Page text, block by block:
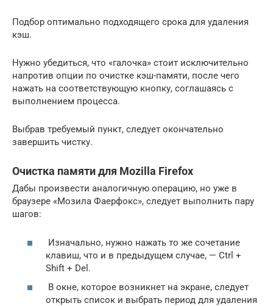
Подбор оптимально подходящего срока для удаления
кэш.
Нужно убедиться, что «галочка» стоит исключительно
напротив опции по очистке кэш-памяти, после чего
нажать на соответствующую кнопку, соглашаясь с
выполнением процесса.
Выбрав требуемый пункт, следует окончательно
завершить чистку.
Очистка памяти для Mozilla Firefox
Дабы произвести аналогичную операцию, но уже в
браузере «Мозила Фаерфокс», следует выполнить пару
шагов:
Изначально, нужно нажать то же сочетание
клавиш, что и в предыдущем случае, — Ctrl +
Shift + Del.
В окне, которое возникнет на экране, следует
открыть список и выбрать период для удаления